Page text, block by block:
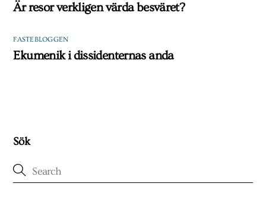
Är resor verkligen värda besväret?
FASTEBLOGGEN
Ekumenik i dissidenternas anda
Sök